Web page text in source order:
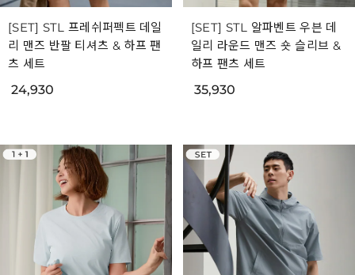
[SET] STL 프레쉬퍼펙트 데일
리 맨즈 반팔 티셔츠 & 하프 팬
츠 세트
24,930
[SET] STL 알파벤트 우븐 데
일리 라운드 맨즈 숏 슬리브 &
하프 팬츠 세트
35,930